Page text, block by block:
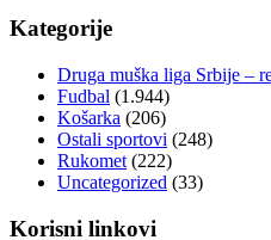
Kategorije
Druga muška liga Srbije –
Fudbal (1.944)
Košarka (206)
Ostali sportovi (248)
Rukomet (222)
Uncategorized (33)
Korisni linkovi